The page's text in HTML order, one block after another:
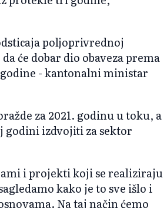
poljoprivrednoj
će dobar dio obaveza prema
- kantonalni ministar
za 2021. godinu u toku, a
godini izdvojiti za sektor
i projekti koji se realiziraju
kako je to sve išlo i
Na taj način ćemo